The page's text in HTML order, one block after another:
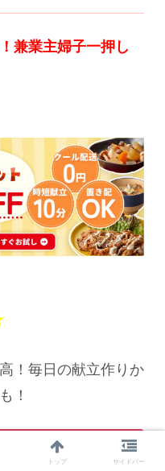
兼業主婦子一押し
！毎日の献立作りか
！
トップ サイドバー